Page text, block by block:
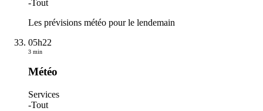
-Tout
Les prévisions météo pour le lendemain
05h22
3 min
Météo
Services
-Tout